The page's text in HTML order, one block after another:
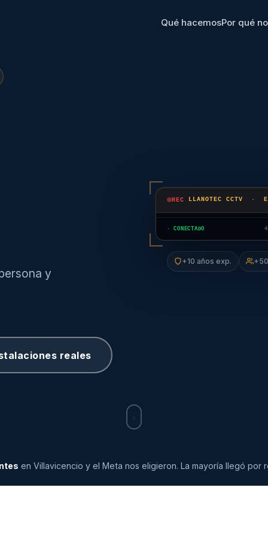
Qué hacemosPor qué
y
reales
REC LLANOTEC CCTV ·
CAM 01
Entrada principal
CAM 03
· CONECTADO
+10 años exp.
en Villavicencio y el Meta nos eligieron.La mayoría llegó por
Ciudad Milenio